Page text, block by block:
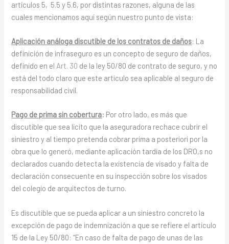
artículos 5, 5.5 y 5.6, por distintas razones, alguna de las
cuales mencionamos aquí según nuestro punto de vista:
Aplicación análoga discutible de los contratos de daños: La
definición de infraseguro es un concepto de seguro de daños,
definido en el Art. 30 de la ley 50/80 de contrato de seguro, y no
está del todo claro que este artículo sea aplicable al seguro de
responsabilidad civil.
Pago de prima sin cobertura: Por otro lado, es más que
discutible que sea lícito que la aseguradora rechace cubrir el
siniestro y al tiempo pretenda cobrar prima a posteriori por la
obra que lo generó, mediante aplicación tardía de los DRO,s no
declarados cuando detecta la existencia de visado y falta de
declaración consecuente en su inspección sobre los visados
del colegio de arquitectos de turno.
Es discutible que se pueda aplicar a un siniestro concreto la
excepción de pago de indemnización a que se refiere el artículo
15 de la Ley 50/80: “En caso de falta de pago de unas de las